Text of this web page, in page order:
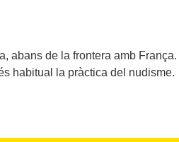
de la frontera amb
habitual la pràctica del nudisme.